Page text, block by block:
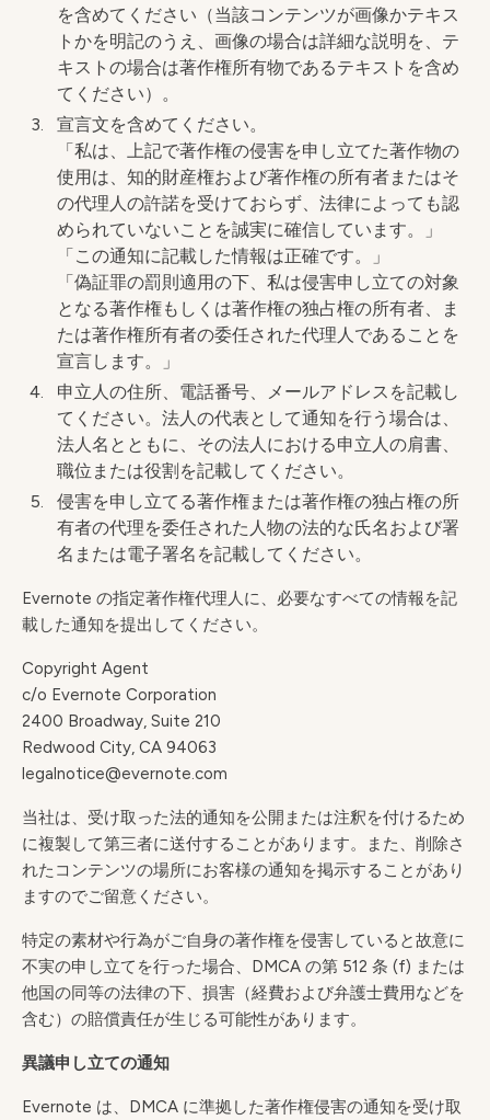
を含めてください（当該コンテンツが画像かテキス
トかを明記のうえ、画像の場合は詳細な説明を、テ
キストの場合は著作権所有物であるテキストを含め
てください）。
宣言文を含めてください。
「私は、上記で著作権の侵害を申し立てた著作物の
使用は、知的財産権および著作権の所有者またはそ
の代理人の許諾を受けておらず、法律によっても認
められていないことを誠実に確信しています。」
「この通知に記載した情報は正確です。」
「偽証罪の罰則適用の下、私は侵害申し立ての対象
となる著作権もしくは著作権の独占権の所有者、ま
たは著作権所有者の委任された代理人であることを
宣言します。」
申立人の住所、電話番号、メールアドレスを記載し
てください。法人の代表として通知を行う場合は、
法人名とともに、その法人における申立人の肩書、
職位または役割を記載してください。
侵害を申し立てる著作権または著作権の独占権の所
有者の代理を委任された人物の法的な氏名および署
名または電子署名を記載してください。
Evernote の指定著作権代理人に、必要なすべての情報を記
載した通知を提出してください。
Copyright Agent
c/o Evernote Corporation
2400 Broadway, Suite 210
Redwood City, CA 94063
legalnotice@evernote.com
当社は、受け取った法的通知を公開または注釈を付けるため
に複製して第三者に送付することがあります。また、削除さ
れたコンテンツの場所にお客様の通知を掲示することがあり
ますのでご留意ください。
特定の素材や行為がご自身の著作権を侵害していると故意に
不実の申し立てを行った場合、DMCA の第 512 条 (f) または
他国の同等の法律の下、損害（経費および弁護士費用などを
含む）の賠償責任が生じる可能性があります。
異議申し立ての通知
Evernote は、DMCA に準拠した著作権侵害の通知を受け取